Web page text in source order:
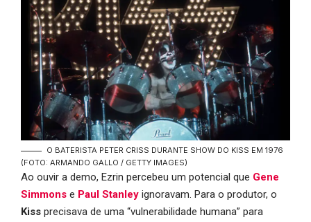
O BATERISTA PETER CRISS DURANTE SHOW DO KISS EM 1976
(FOTO: ARMANDO GALLO / GETTY IMAGES)
Ao ouvir a demo, Ezrin percebeu um potencial que Gene
Simmons e Paul Stanley ignoravam. Para o produtor, o
Kiss precisava de uma “vulnerabilidade humana” para